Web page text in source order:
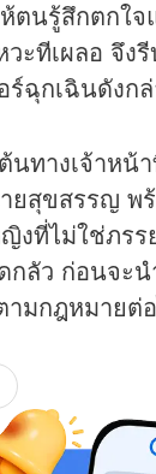
ตนรู้สึกตกใจ
วะทีเผลอ จึง
ร์ฉุกเฉินดังก
นทางเจ้าหน้
ยสุขสรรญ พ
งที่ไม่ใช่ภรร
กลัว ก่อนจะ
มกฎหมายต่